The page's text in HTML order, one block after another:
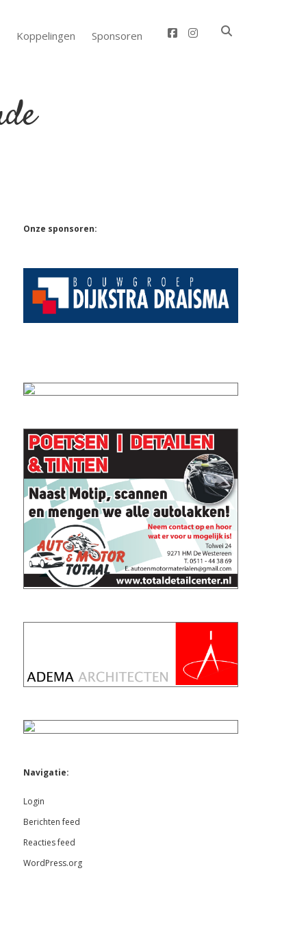
Koppelingen Sponsoren facebook
instagram
Sidebar
Onze sponsoren:
Navigatie:
Login
Berichten feed
Reacties feed
WordPress.org